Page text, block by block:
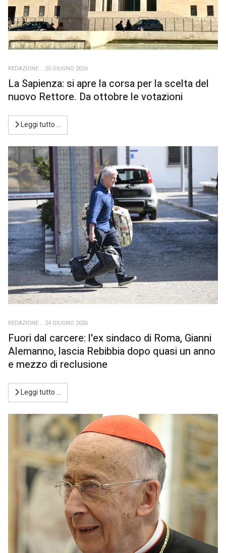
REDAZIONE 25 GIUGNO 2026
La Sapienza: si apre la corsa per la scelta del
nuovo Rettore. Da ottobre le votazioni
Leggi tutto …
REDAZIONE 24 GIUGNO 2026
Fuori dal carcere: l'ex sindaco di Roma, Gianni
Alemanno, lascia Rebibbia dopo quasi un anno
e mezzo di reclusione
Leggi tutto …